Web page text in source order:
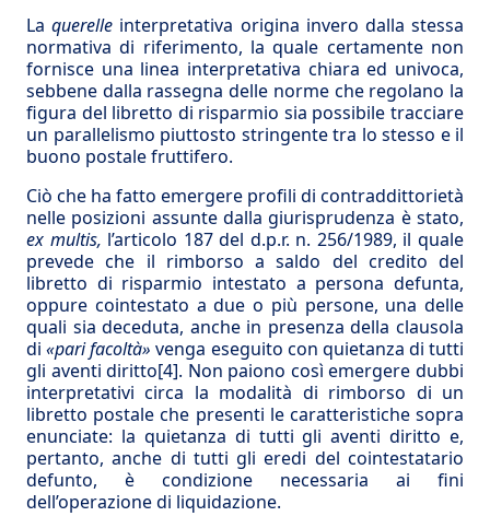
Laquerelle interpretativa origina invero dalla stessa
normativa di riferimento, la quale certamente non
fornisce una linea interpretativa chiara ed univoca,
sebbene dalla rassegna delle norme che regolano la
figura del libretto di risparmio sia possibile tracciare
un parallelismo piuttosto stringente tra lo stesso e il
buono postale fruttifero.
Ciò che ha fatto emergere profili di contraddittorietà
nelle posizioni assunte dalla giurisprudenza è stato,
ex multis, l’articolo 187 del d.p.r. n. 256/1989, il quale
prevede che il rimborso a saldo del credito del
libretto di risparmio intestato a persona defunta,
oppure cointestato a due o più persone, una delle
quali sia deceduta, anche in presenza della clausola
di«pari facoltà» venga eseguito con quietanza di tutti
gli aventi diritto[4]. Non paiono così emergere dubbi
interpretativi circa la modalità di rimborso di un
libretto postale che presenti le caratteristiche sopra
enunciate: la quietanza di tutti gli aventi diritto e,
pertanto, anche di tutti gli eredi del cointestatario
defunto, è condizione necessaria ai fini
dell’operazione di liquidazione.